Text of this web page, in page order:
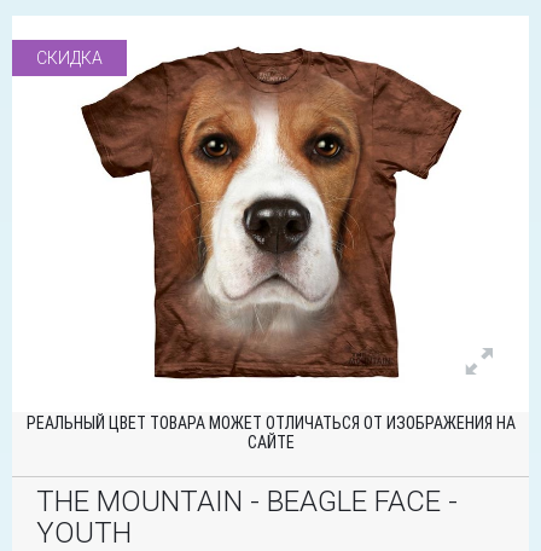
СКИДКА
РЕАЛЬНЫЙ ЦВЕТ ТОВАРА МОЖЕТ ОТЛИЧАТЬСЯ ОТ ИЗОБРАЖЕНИЯ НА
САЙТЕ
THE MOUNTAIN - BEAGLE FACE -
YOUTH